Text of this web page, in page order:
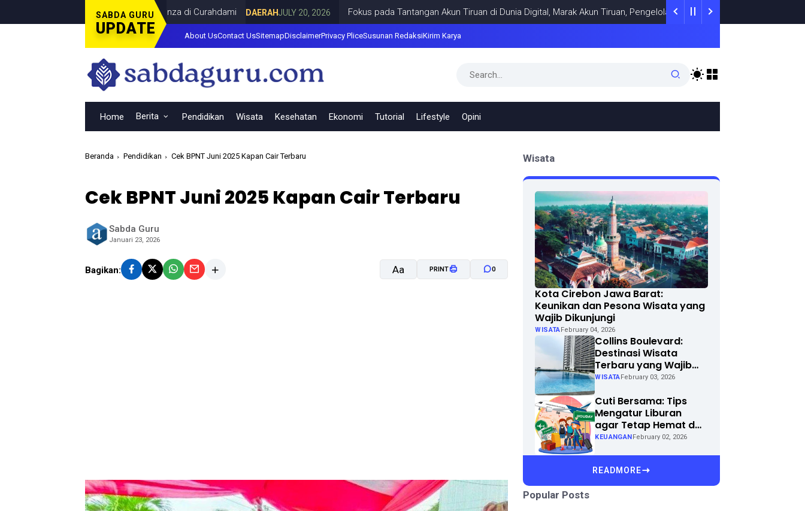
SABDA GURU
UPDATE
Piala Dunia Bersama Dina Lorenza di Curahdami DAERAH JULY 20, 2026 Fokus pada Tantangan Akun Tiruan di Dunia Digital, Marak Akun Tiruan, Pengelola TikTok @samsungstore.ta Siapkan
About UsContact UsSitemapDisclaimerPrivacy PliceSusunan RedaksiKirim Karya
Home Berita Pendidikan Wisata Kesehatan Ekonomi Tutorial Lifestyle Opini
Beranda Pendidikan Cek BPNT Juni 2025 Kapan Cair Terbaru
Cek BPNT Juni 2025 Kapan Cair Terbaru
Sabda Guru
Januari 23, 2026
Bagikan: Aa PRINT 0
Wisata
Kota Cirebon Jawa Barat:
Keunikan dan Pesona Wisata yang
Wajib Dikunjungi
WISATA February 04, 2026
Collins Boulevard:
Destinasi Wisata
Terbaru yang Wajib
Dikunjungi di Kota
WISATA February 03, 2026
Cuti Bersama: Tips
Mengatur Liburan
agar Tetap Hemat dan
Menyenangkan
KEUANGAN February 02, 2026
READMORE
Popular Posts